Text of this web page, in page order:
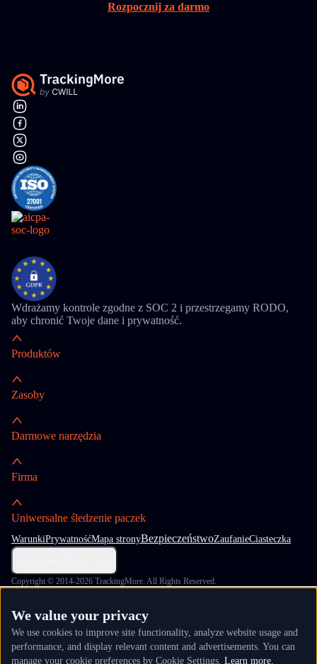
Rozpocznij za darmo
Wdrażamy kontrole zgodne z SOC 2 i przestrzegamy RODO,
aby chronić Twoje dane i prywatność.
Produktów
Zasoby
Darmowe narzędzia
Firma
Uniwersalne śledzenie paczek
WarunkiPrywatnośćMapa stronyBezpieczeństwoZaufanieCiasteczka
Copyright © 2014-2026 TrackingMore. All Rights Reserved.
We value your privacy
We use cookies to improve site functionality, analyze website usage and
performance, and display relevant content and advertisements. You can
manage your cookie preferences by Cookie Settings. Learn more.